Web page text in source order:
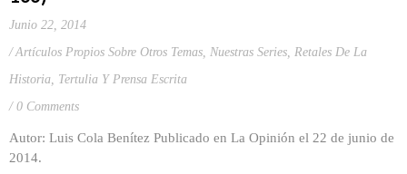
Junio 22, 2014
Artículos Propios Sobre Otros Temas, Nuestras Series, Retales De La
Historia, Tertulia Y Prensa Escrita
0 Comments
Autor: Luis Cola Benítez Publicado en La Opinión el 22 de junio de
2014.